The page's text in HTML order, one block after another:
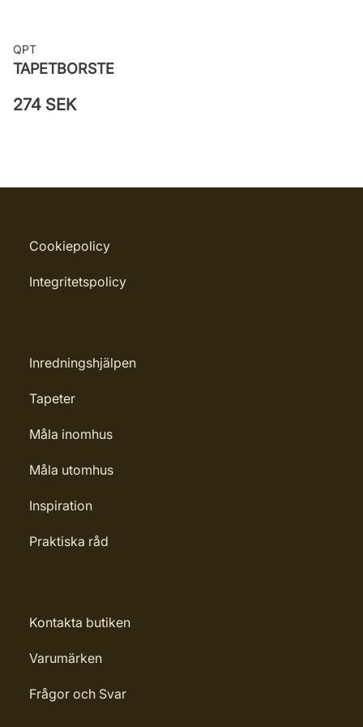
QPT
TAPETBORSTE
274 SEK
Cookiepolicy
Integritetspolicy
Inredningshjälpen
Tapeter
Måla inomhus
Måla utomhus
Inspiration
Praktiska råd
Kontakta butiken
Varumärken
Frågor och Svar